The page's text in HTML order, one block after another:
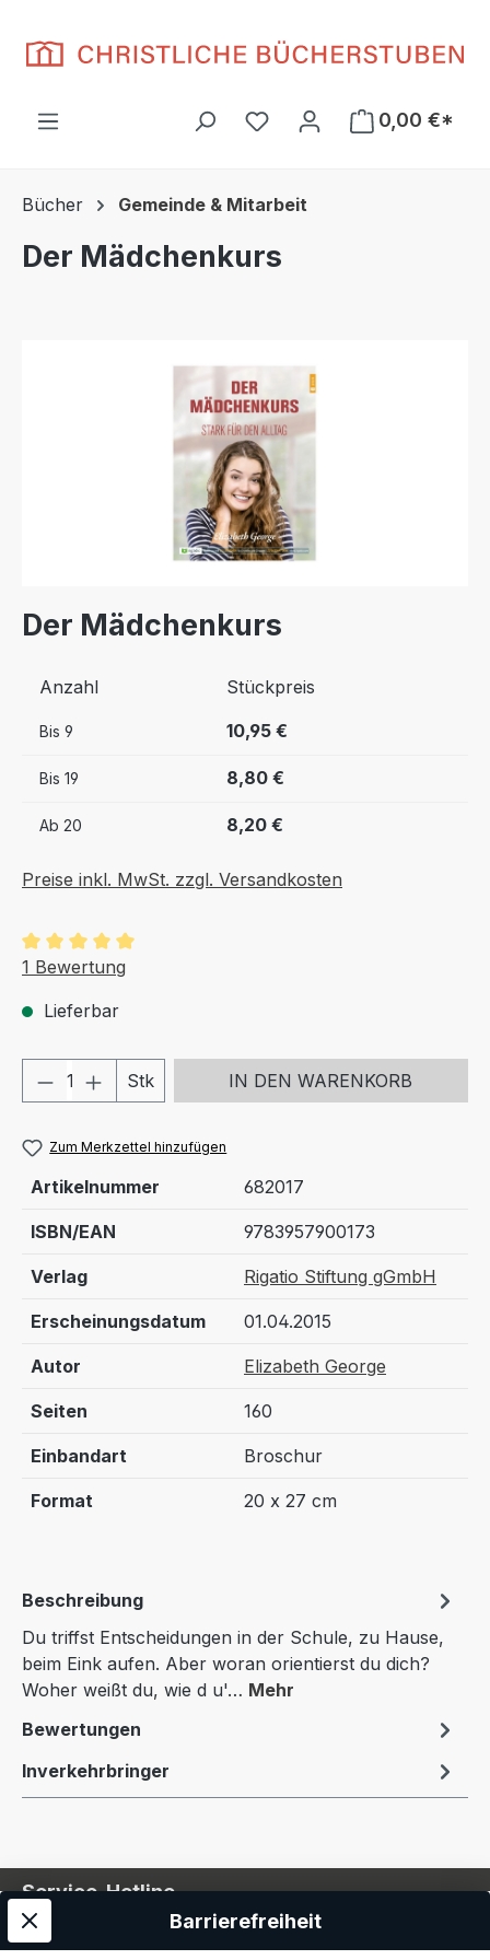
Du hast 0 Produkte auf
0,00 €*
Bücher Gemeinde & Mitarbeit
Der Mädchenkurs
Der Mädchenkurs
Anzahl Stückpreis
Bis 9 10,95 €
Bis 19 8,80 €
Ab 20 8,20 €
Preise inkl. MwSt. zzgl. Versandkosten
Durchschnittliche Bewertung von 5 von 5 Sternen
1 Bewertung
Lieferbar
Produkt Anzahl: Gib den
Stk IN DEN WARENKORB
Zum Merkzettel hinzufügen
Artikelnummer 682017
ISBN/EAN 9783957900173
Verlag Rigatio Stiftung gGmbH
Erscheinungsdatum 01.04.2015
Autor Elizabeth George
Seiten 160
Einbandart Broschur
Format 20 x 27 cm
Beschreibung
Du triffst Entscheidungen in der Schule, zu Hause,
beim Eink aufen. Aber woran orientierst du dich?
Woher weißt du, wie d u'… Mehr
Bewertungen
Inverkehrbringer
Service-Hotline
Service
Barrierefreiheit